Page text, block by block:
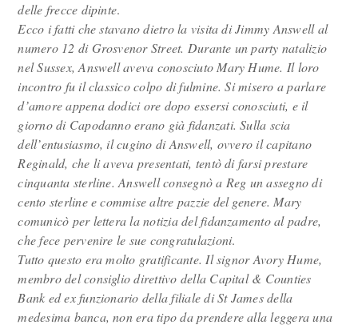
delle frecce dipinte.
Ecco i fatti che stavano dietro la visita di Jimmy Answell al
numero 12 di Grosvenor Street. Durante un party natalizio
nel Sussex, Answell aveva conosciuto Mary Hume. Il loro
incontro fu il classico colpo di fulmine. Si misero a parlare
d’amore appena dodici ore dopo essersi conosciuti, e il
giorno di Capodanno erano già fidanzati. Sulla scia
dell’entusiasmo, il cugino di Answell, ovvero il capitano
Reginald, che li aveva presentati, tentò di farsi prestare
cinquanta sterline. Answell consegnò a Reg un assegno di
cento sterline e commise altre pazzie del genere. Mary
comunicò per lettera la notizia del fidanzamento al padre,
che fece pervenire le sue congratulazioni.
Tutto questo era molto gratificante. Il signor Avory Hume,
membro del consiglio direttivo della Capital & Counties
Bank ed ex funzionario della filiale di St James della
medesima banca, non era tipo da prendere alla leggera una